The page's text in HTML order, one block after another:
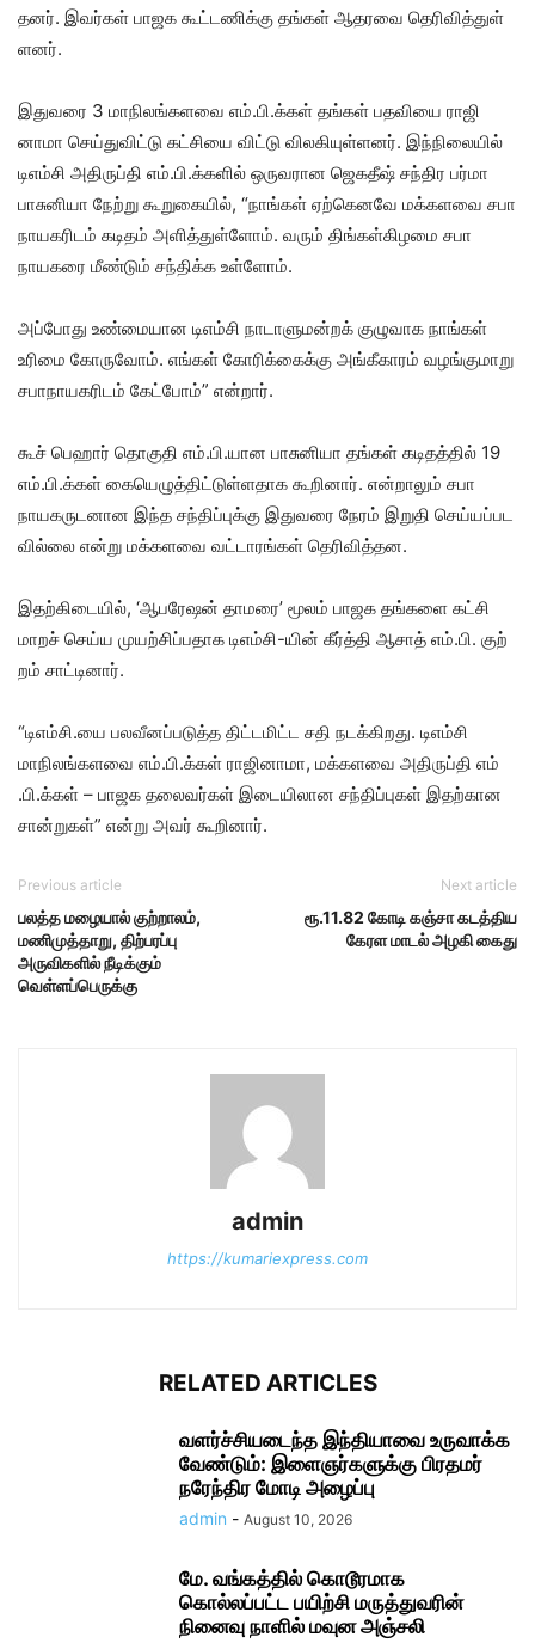
தனர். இவர்​கள் பாஜக கூட்​ட​ணிக்கு தங்​கள் ஆதரவை தெரி​வித்​துள்​
ளனர்.
இது​வரை 3 மாநிலங்​களவை எம்​.பி.க்​கள் தங்​கள் பதவியை ராஜி​
னாமா செய்​து​விட்டு கட்​சியை விட்டு வில​கி​யுள்​ளனர். இந்​நிலை​யில்
டிஎம்சி அதிருப்தி எம்​.பி.க்​களில் ஒரு​வ​ரான ஜெகதீஷ் சந்​திர பர்மா
பாசுனியா நேற்று கூறுகை​யில், “நாங்​கள் ஏற்​கெனவே மக்​களவை சபா​
நாயகரிடம் கடிதம் அளித்​துள்​ளோம். வரும் திங்​கள்​கிழமை சபா​
நாயகரை மீண்​டும் சந்​திக்க உள்​ளோம்.
அப்​போது உண்​மை​யான டிஎம்சி நாடாளு​மன்​றக் குழு​வாக நாங்​கள்
உரிமை கோரு​வோம். எங்​கள் கோரிக்​கைக்கு அங்​கீ​காரம் வழங்​கு​மாறு
சபா​நாயகரிடம் கேட்​போம்” என்​றார்.
கூச் பெஹார் தொகுதி எம்​.பி.​யான பாசுனியா தங்​கள் கடிதத்​தில் 19
எம்​.பி.க்​கள் கையெழுத்​திட்​டுள்​ள​தாக கூறி​னார். என்​றாலும் சபா​
நாயகருட​னான இந்த சந்​திப்​புக்கு இது​வரை நேரம் இறுதி செய்​யப்​பட​
வில்லை என்று மக்​களவை வட்​டாரங்​கள் தெரி​வித்​தன.
இதற்​கிடை​யில், ‘ஆபரேஷன் தாமரை’ மூலம் பாஜக தங்​களை கட்சி
மாறச் செய்ய முயற்​சிப்​ப​தாக டிஎம்​சி-​யின் கீர்த்தி ஆசாத் எம்​.பி. குற்​
றம் சாட்​டி​னார்.
“டிஎம்​சி.யை பலவீனப்​படுத்த திட்​ட​மிட்ட சதி நடக்​கிறது. டிஎம்சி
மாநிலங்​களவை எம்​.பி.க்​கள் ராஜி​னா​மா, மக்​களவை அதிருப்தி எம்​
.பி.க்​கள் – பாஜக தலை​வர்​கள் இடையி​லான சந்​திப்​பு​கள் இதற்​கான
சான்​றுகள்​” என்​று அவர்​ கூறி​னார்​.
Previous article
பலத்த மழையால் குற்றாலம்,
மணிமுத்தாறு, திற்பரப்பு
அருவிகளில் நீடிக்கும்
வெள்ளப்பெருக்கு
Next article
ரூ.11.82 கோடி கஞ்சா கடத்திய
கேரள மாடல் அழகி கைது
admin
https://kumariexpress.com
RELATED ARTICLES
வளர்ச்சியடைந்த இந்தியாவை உருவாக்க
வேண்டும்: இளைஞர்களுக்கு பிரதமர்
நரேந்திர மோடி அழைப்பு
admin - August 10, 2026
மே. வங்கத்தில் கொடூரமாக
கொல்லப்பட்ட பயிற்சி மருத்துவரின்
நினைவு நாளில் மவுன அஞ்சலி